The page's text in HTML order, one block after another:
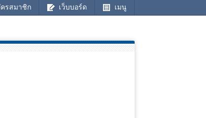
รสมาชิก เว็บบอร์ด เมนู